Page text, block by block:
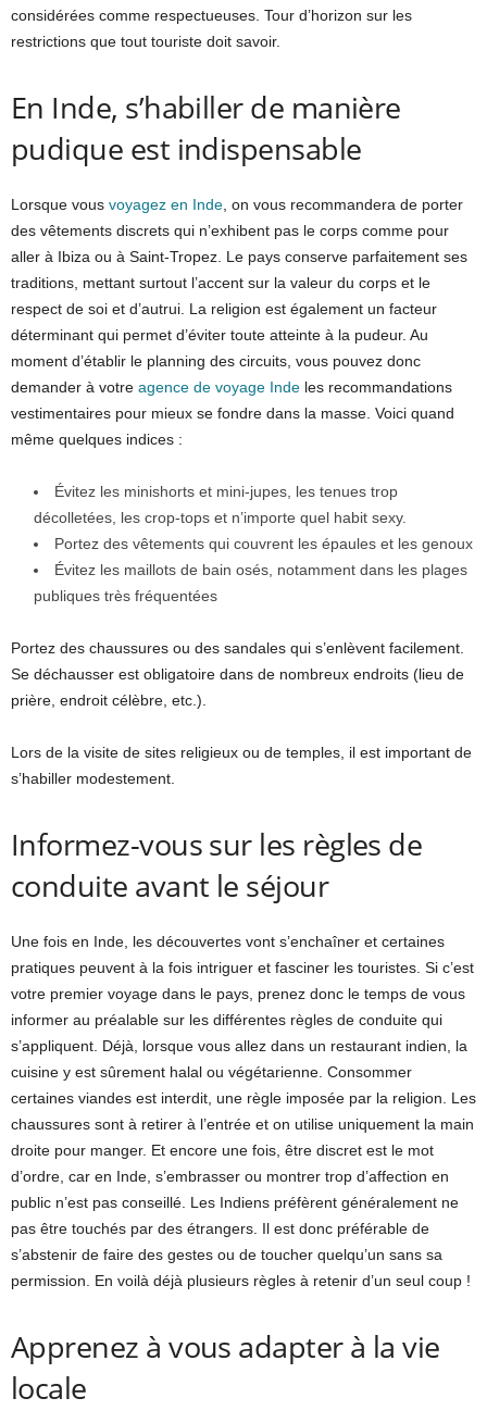
considérées comme respectueuses. Tour d’horizon sur les
restrictions que tout touriste doit savoir.
En Inde, s’habiller de manière
pudique est indispensable
Lorsque vous voyagez en Inde, on vous recommandera de porter
des vêtements discrets qui n’exhibent pas le corps comme pour
aller à Ibiza ou à Saint-Tropez. Le pays conserve parfaitement ses
traditions, mettant surtout l’accent sur la valeur du corps et le
respect de soi et d’autrui. La religion est également un facteur
déterminant qui permet d’éviter toute atteinte à la pudeur. Au
moment d’établir le planning des circuits, vous pouvez donc
demander à votre agence de voyage Inde les recommandations
vestimentaires pour mieux se fondre dans la masse. Voici quand
même quelques indices :
Évitez les minishorts et mini-jupes, les tenues trop
décolletées, les crop-tops et n’importe quel habit sexy.
Portez des vêtements qui couvrent les épaules et les genoux
Évitez les maillots de bain osés, notamment dans les plages
publiques très fréquentées
Portez des chaussures ou des sandales qui s’enlèvent facilement.
Se déchausser est obligatoire dans de nombreux endroits (lieu de
prière, endroit célèbre, etc.).
Lors de la visite de sites religieux ou de temples, il est important de
s’habiller modestement.
Informez-vous sur les règles de
conduite avant le séjour
Une fois en Inde, les découvertes vont s’enchaîner et certaines
pratiques peuvent à la fois intriguer et fasciner les touristes. Si c’est
votre premier voyage dans le pays, prenez donc le temps de vous
informer au préalable sur les différentes règles de conduite qui
s’appliquent. Déjà, lorsque vous allez dans un restaurant indien, la
cuisine y est sûrement halal ou végétarienne. Consommer
certaines viandes est interdit, une règle imposée par la religion. Les
chaussures sont à retirer à l’entrée et on utilise uniquement la main
droite pour manger. Et encore une fois, être discret est le mot
d’ordre, car en Inde, s’embrasser ou montrer trop d’affection en
public n’est pas conseillé. Les Indiens préfèrent généralement ne
pas être touchés par des étrangers. Il est donc préférable de
s’abstenir de faire des gestes ou de toucher quelqu’un sans sa
permission. En voilà déjà plusieurs règles à retenir d’un seul coup !
Apprenez à vous adapter à la vie
locale